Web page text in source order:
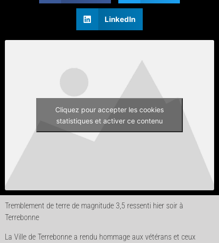
LinkedIn
Cliquez pour accepter les cookies
statistiques et activer ce contenu
Tremblement de terre de magnitude 3,5 ressenti hier soir à
Terrebonne
La Ville de Terrebonne a rendu hommage aux vétérans et ceux